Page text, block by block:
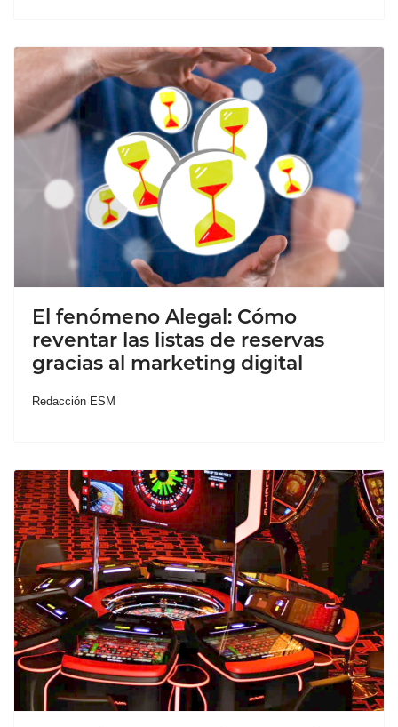
El fenómeno Alegal: Cómo
reventar las listas de reservas
gracias al marketing digital
Redacción ESM